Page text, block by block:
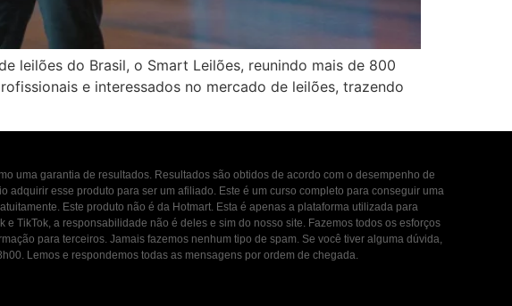
leilões do Brasil, o Smart Leilões, reunindo mais de 800
e interessados no mercado de leilões, trazendo
uma garantia de resultados. Resultados são obtidos de acordo com o desempenho de
esse produto para ser um afiliado. Este é um curso completo para conseguir uma
Este produto não é da Hotmart. Esta é apenas a plataforma utilizada para
TikTok, a responsabilidade não é deles e sim do nosso site. Fazemos todos os esforços
para terceiros. Jamais fazemos nenhum tipo de spam. Se você tiver alguma dúvida,
Lemos e respondemos todas as mensagens por ordem de chegada.